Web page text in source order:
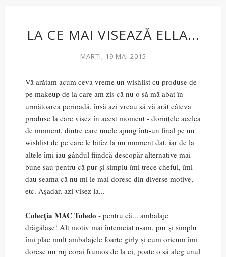
LA CE MAI VISEAZĂ ELLA...
MARȚI, 19 MAI 2015
Vă arătam acum ceva vreme un wishlist cu produse de
pe makeup de la care am zis că nu o să mă abat în
următoarea perioadă, însă azi vreau să vă arăt câteva
produse la care visez în acest moment - dorințele acelea
de moment, dintre care unele ajung într-un final pe un
wishlist de pe care le bifez la un moment dat, iar de la
altele îmi iau gândul fiindcă descopăr alternative mai
bune sau pentru că pur și simplu îmi trece cheful, îmi
dau seama că nu mi le mai doresc din diverse motive,
etc. Așadar, azi visez la...
Colecția MAC Toledo - pentru că... ambalaje
drăgălașe! Alt motiv mai întemeiat n-am, pur și simplu
îmi plac mult ambalajele foarte girly și cum oricum îmi
doresc un ruj corai frumos de la ei, poate o să aleg unul